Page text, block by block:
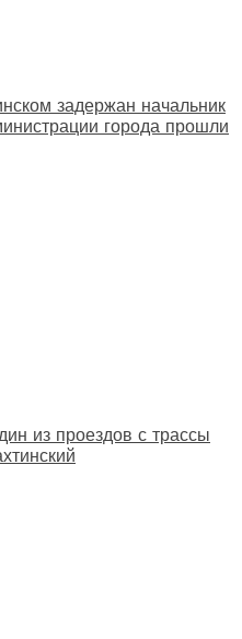
задержан начальник
города прошли
из проездов с трассы